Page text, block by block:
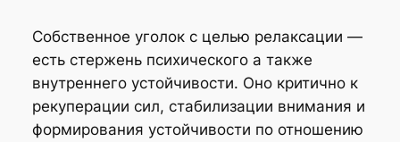
Собственное уголок с целью релаксации —
есть стержень психического а также
внутреннего устойчивости. Оно критично к
рекуперации сил, стабилизации внимания и
формирования устойчивости по отношению